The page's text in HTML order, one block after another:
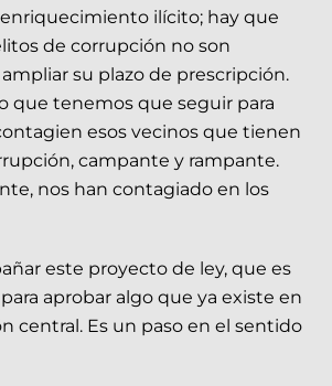
ilícito; hay que
de corrupción no son
su plazo de prescripción.
que tenemos que seguir para
esos vecinos que tienen
campante y rampante.
nos han contagiado en los
este proyecto de ley, que es
aprobar algo que ya existe en
central. Es un paso en el sentido